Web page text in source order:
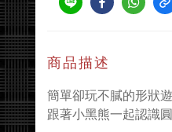
商品描述
簡單卻玩不膩的形狀
跟著小黑熊一起認識